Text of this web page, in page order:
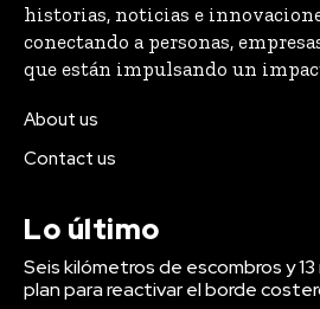
historias, noticias e
conectando a personas,
que están impulsando un
About us
Contact us
Lo último
Seis kilómetros de escombros y
plan para reactivar el borde